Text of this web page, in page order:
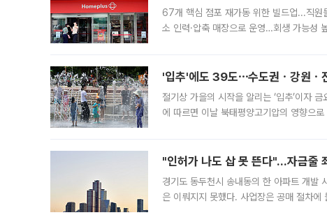
67개 핵심 점포 재가동 위한 빌드업...직원
소 인력·압축 매장으로 운영…회생 가능성
'입추'에도 39도⋯수도권ㆍ강원ㆍ
절기상 가을의 시작을 알리는 ‘입추’이자
에 따르면 이날 북태평양고기압의 영향으
"인허가 나도 삽 못 뜬다"…자금줄
경기도 동두천시 송내동의 한 아파트 개발
은 이뤄지지 못했다. 사업장은 공매 절차